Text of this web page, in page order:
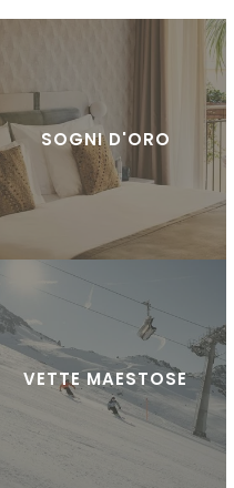
SOGNI D'ORO
VETTE MAESTOSE